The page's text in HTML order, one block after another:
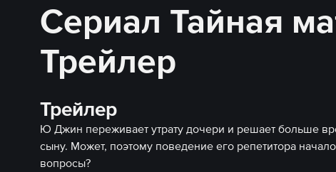
Сериал Тайная
Трейлер
Трейлер
Ю Джин переживает утрату дочери и решает больше
сыну. Может, поэтому поведение его репетитора
вопросы?